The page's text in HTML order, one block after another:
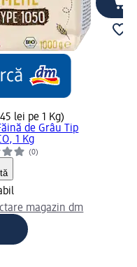
lei pe 1 Kg)
de Grâu Tip
1 Kg
(0)
magazin dm